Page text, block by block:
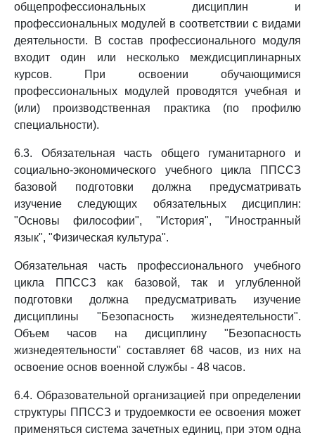
общепрофессиональных дисциплин и
профессиональных модулей в соответствии с видами
деятельности. В состав профессионального модуля
входит один или несколько междисциплинарных
курсов. При освоении обучающимися
профессиональных модулей проводятся учебная и
(или) производственная практика (по профилю
специальности).
6.3. Обязательная часть общего гуманитарного и
социально-экономического учебного цикла ППССЗ
базовой подготовки должна предусматривать
изучение следующих обязательных дисциплин:
"Основы философии", "История", "Иностранный
язык", "Физическая культура".
Обязательная часть профессионального учебного
цикла ППССЗ как базовой, так и углубленной
подготовки должна предусматривать изучение
дисциплины "Безопасность жизнедеятельности".
Объем часов на дисциплину "Безопасность
жизнедеятельности" составляет 68 часов, из них на
освоение основ военной службы - 48 часов.
6.4. Образовательной организацией при определении
структуры ППССЗ и трудоемкости ее освоения может
применяться система зачетных единиц, при этом одна